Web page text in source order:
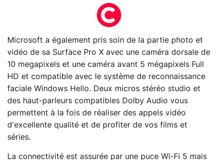
Microsoft a également pris soin de la partie photo et
vidéo de sa Surface Pro X avec une caméra dorsale de
10 megapixels et une caméra avant 5 mégapixels Full
HD et compatible avec le système de reconnaissance
faciale Windows Hello. Deux micros stéréo studio et
des haut-parleurs compatibles Dolby Audio vous
permettent à la fois de réaliser des appels vidéo
d'excellente qualité et de profiter de vos films et
séries.
La connectivité est assurée par une puce Wi-Fi 5 mais